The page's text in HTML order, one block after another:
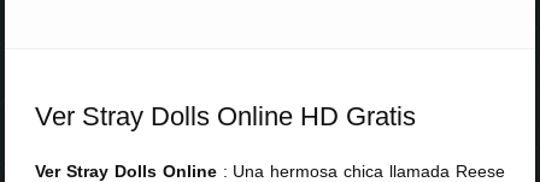
Ver Stray Dolls Online HD Gratis
Ver Stray Dolls Online : Una hermosa chica llamada Reese